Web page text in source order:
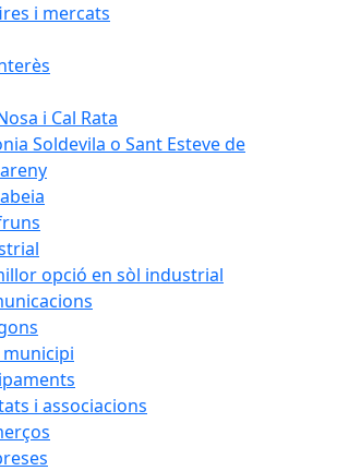
i mercats
i Cal Rata
Soldevila o Sant Esteve de
opció en sòl industrial
municipi
i associacions